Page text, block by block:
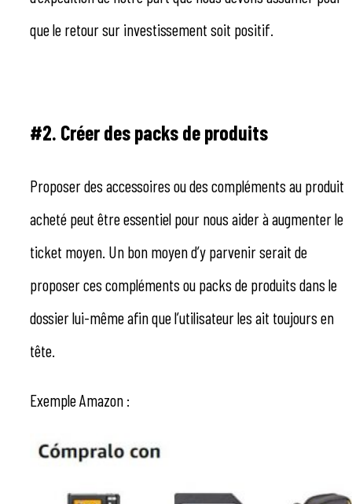
que le retour sur investissement soit positif.
#2. Créer des packs de produits
Proposer des accessoires ou des compléments au produit
acheté peut être essentiel pour nous aider à augmenter le
ticket moyen. Un bon moyen d’y parvenir serait de
proposer ces compléments ou packs de produits dans le
dossier lui-même afin que l’utilisateur les ait toujours en
tête.
Exemple Amazon :